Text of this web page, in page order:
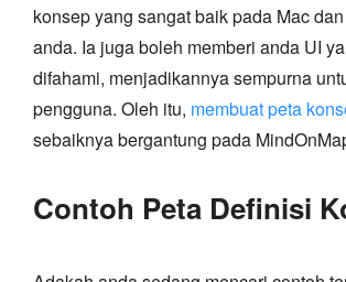
konsep yang sangat baik pada Mac
anda. Ia juga boleh memberi anda UI
difahami, menjadikannya sempurna
pengguna. Oleh itu, membuat peta
sebaiknya bergantung pada
Contoh Peta Definisi